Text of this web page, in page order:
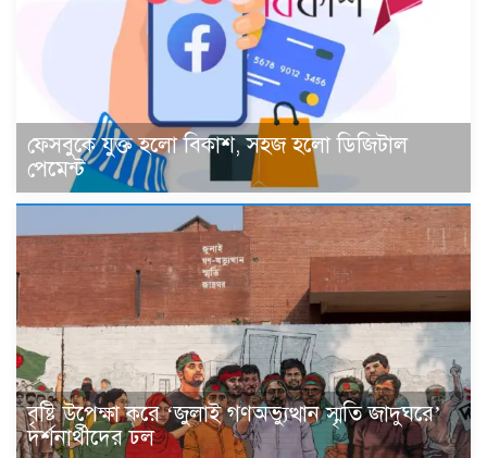
ফেসবুকে যুক্ত হলো বিকাশ, সহজ হলো ডিজিটাল
পেমেন্ট
বৃষ্টি উপেক্ষা করে ‘জুলাই গণঅভ্যুত্থান স্মৃতি জাদুঘরে’
দর্শনার্থীদের ঢল